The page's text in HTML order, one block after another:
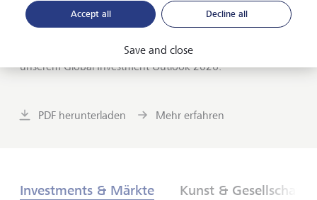
Die Weltwirtschaft befindet sich im Übergang zu einer
Anlegerinnen und Anleger? Finden Sie es heraus - in
unserem Global Investment Outlook 2026.
PDF herunterladen Mehr erfahren
Investments & Märkte Kunst & Gesellschaft
Accept all Decline all
Save and close